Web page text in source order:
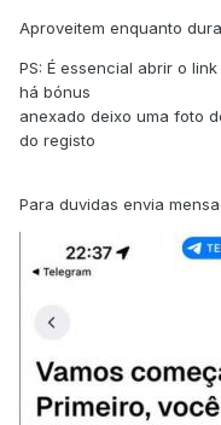
Aproveitem enquanto
PS: É essencial abrir o
há bónus
anexado deixo uma foto
do registo
Para duvidas envia